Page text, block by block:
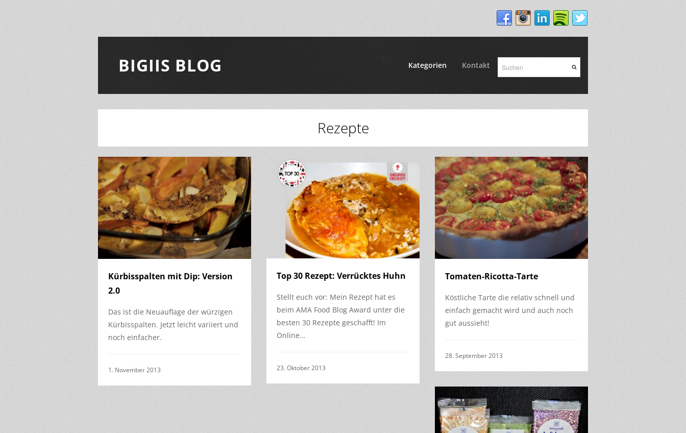
BIGIIS BLOG Kategorien Kontakt
Rezepte
Kürbisspalten mit Dip: Version
2.0
Das ist die Neuauflage der würzigen
Kürbisspalten. Jetzt leicht variiert und
noch einfacher.
1. November 2013
Top 30 Rezept: Verrücktes Huhn
Stellt euch vor: Mein Rezept hat es
beim AMA Food Blog Award unter die
besten 30 Rezepte geschafft! Im
Online…
23. Oktober 2013
Tomaten-Ricotta-Tarte
Köstliche Tarte die relativ schnell und
einfach gemacht wird und auch noch
gut aussieht!
28. September 2013